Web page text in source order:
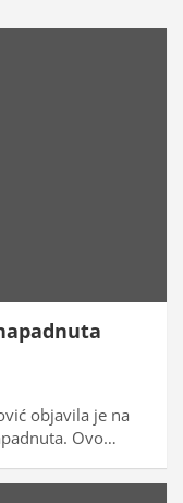
objavila je na
Ovo…